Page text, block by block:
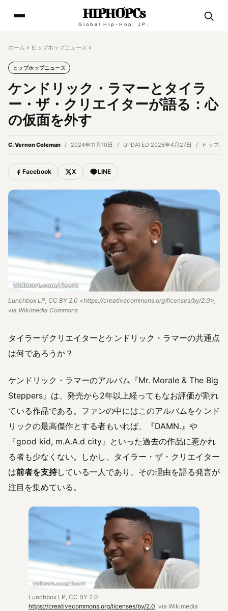
HIPHOPCs
Global Hip-Hop, JP.
ホーム » ヒップホップニュース »
ヒップホップニュース
ケンドリック・ラマーとタイラ
ー・ザ・クリエイターが語る：心
の仮面を外す
C. Vernon Coleman 2024年11月10日 UPDATED 2026年4月27日 ヒップホ
Facebook X LINE
Lunchbox LP, CC BY 2.0 <https://creativecommons.org/licenses/by/2.0>,
via Wikimedia Commons
タイラーザクリエイターとケンドリック・ラマーの共通点
は何であろうか？
ケンドリック・ラマーのアルバム『Mr. Morale & The Big
Steppers』は、発売から2年以上経ってもなお評価が割れ
ている作品である。ファンの中にはこのアルバムをケンド
リックの最高傑作とする者もいれば、『DAMN.』や
『good kid, m.A.A.d city』といった過去の作品に惹かれ
る者も少なくない。しかし、タイラー・ザ・クリエイター
は前者を支持している一人であり、その理由を語る発言が
注目を集めている。
Lunchbox LP, CC BY 2.0
https://creativecommons.org/licenses/by/2.0, via Wikimedia